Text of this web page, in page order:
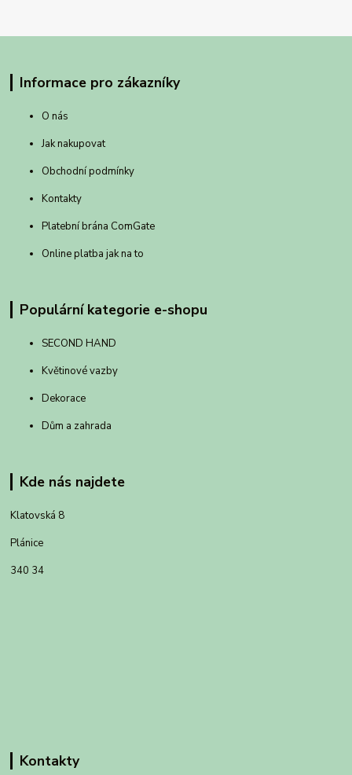
Informace pro zákazníky
O nás
Jak nakupovat
Obchodní podmínky
Kontakty
Platební brána ComGate
Online platba jak na to
Populární kategorie e-shopu
SECOND HAND
Květinové vazby
Dekorace
Dům a zahrada
Kde nás najdete
Klatovská 8
Plánice
340 34
Kontakty